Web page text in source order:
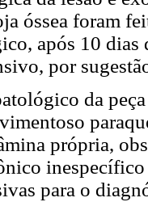
óssea foram
após 10 dias
por
da
própria,
inespecífico
para o